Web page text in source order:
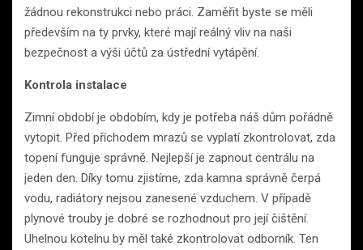
žádnou rekonstrukci nebo práci. Zaměřit byste se měli
především na ty prvky, které mají reálný vliv na naši
bezpečnost a výši účtů za ústřední vytápění.
Kontrola instalace
Zimní období je obdobím, kdy je potřeba náš dům pořádně
vytopit. Před příchodem mrazů se vyplatí zkontrolovat, zda
topení funguje správně. Nejlepší je zapnout centrálu na
jeden den. Díky tomu zjistíme, zda kamna správně čerpá
vodu, radiátory nejsou zanesené vzduchem. V případě
plynové trouby je dobré se rozhodnout pro její čištění.
Uhelnou kotelnu by měl také zkontrolovat odborník. Ten